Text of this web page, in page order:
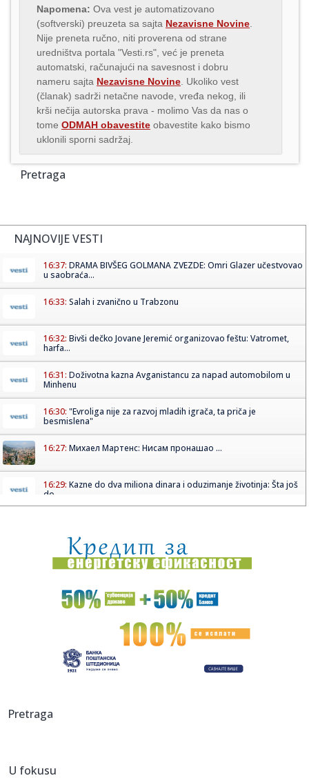
Napomena: Ova vest je automatizovano
(softverski) preuzeta sa sajta Nezavisne Novine
Nije preneta ručno, niti proverena od strane
uredništva portala "Vesti.rs", već je preneta
automatski, računajući na savesnost i dobru
nameru sajta Nezavisne Novine . Ukoliko vest
(članak) sadrži netačne navode, vređa nekog, ili
krši nečija autorska prava - molimo Vas da nas o
tome ODMAH obavestite obavestite kako bismo
uklonili sporni sadržaj.
Pretraga
NAJNOVIJE VESTI
16:37: DRAMA BIVŠEG GOLMANA ZVEZDE: Omri Glazer učestvovao
u saobraća...
16:33: Salah i zvanično u Trabzonu
16:32: Bivši dečko Jovane Jeremić organizovao feštu: Vatromet,
harfa...
16:31: Doživotna kazna Avganistancu za napad automobilom u
Minhenu
16:30: "Evroliga nije za razvoj mladih igrača, ta priča je
besmislena"
16:27: Михаел Мартенс: Нисам пронашао ...
16:29: Kazne do dva miliona dinara i oduzimanje životinja: Šta još
do...
16:23:Zvanično: Kraj sapunice – Diomande Realov za najmanje
125 mili...
16:22:Strašan zločin na Novom Beogradu: Sumnja se da je sin
ubio majk...
Šebalj upozorio vozače trotineta: "Pad pri 50 km/h je kao
16:22:Počela sanacija dva banjalučka igrališta
godinu
Pretraga
U fokusu